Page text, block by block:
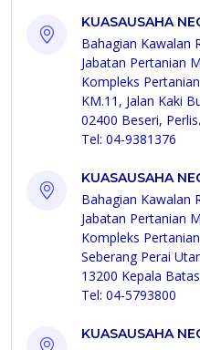
KUASAUSAHA
Bahagian Kawalan
Jabatan Pertanian
Kompleks
KM.11, Jalan Kaki
02400 Beseri, Perlis.
Tel: 04-9381376
KUASAUSAHA
Bahagian Kawalan
Jabatan Pertanian
Kompleks
Seberang Perai
13200 Kepala
Tel: 04-5793800
KUASAUSAHA